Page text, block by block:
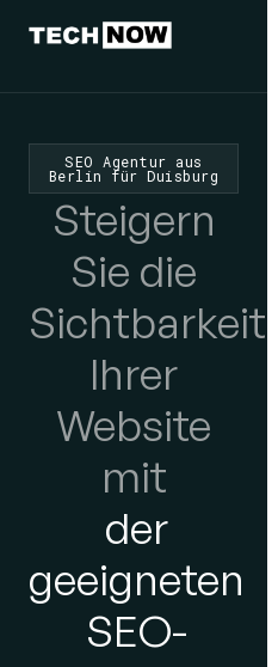
SEO Agentur aus
Berlin für Duisburg
Steigern
Sie die
Sichtbarkeit
Ihrer
Website
mit
der
geeigneten
SEO-